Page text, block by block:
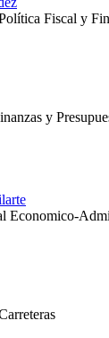
Fiscal y
y
Economico-